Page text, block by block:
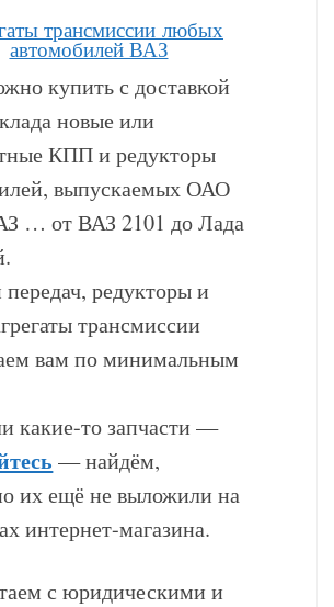
трансмиссии любых
автомобилей ВАЗ
купить с доставкой
новые или
КПП и редукторы
выпускаемых ОАО
… от ВАЗ 2101 до Лада
редукторы и
трансмиссии
вам по минимальным
какие-то запчасти —
— найдём,
их ещё не выложили на
интернет-магазина.
с юридическими и